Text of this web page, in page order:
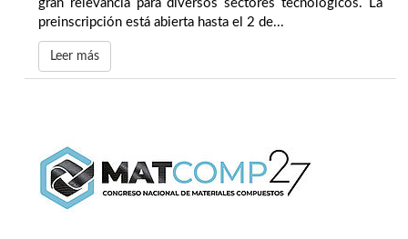
gran relevancia para diversos sectores tecnológicos. La
preinscripción está abierta hasta el 2 de...
Leer más